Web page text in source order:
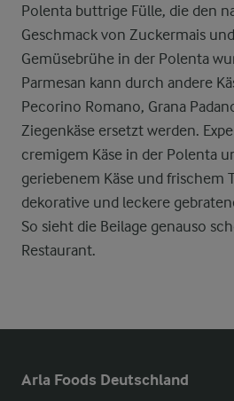
Polenta buttrige Fülle, die den
Geschmack von Zuckermais
Gemüsebrühe in der Polenta
Parmesan kann durch andere
Pecorino Romano, Grana
Ziegenkäse ersetzt werden.
cremigem Käse in der Polenta
geriebenem Käse und frischem
dekorative und leckere
So sieht die Beilage genauso
Restaurant.
Arla Foods Deutschland